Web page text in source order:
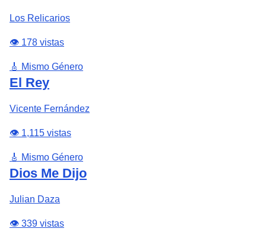
Los Relicarios
👁️ 178 vistas
🎸 Mismo Género
El Rey
Vicente Fernández
👁️ 1,115 vistas
🎸 Mismo Género
Dios Me Dijo
Julian Daza
👁️ 339 vistas